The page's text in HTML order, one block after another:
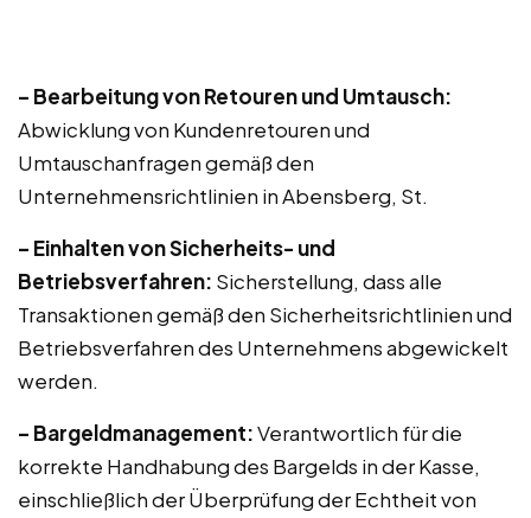
– Bearbeitung von Retouren und Umtausch:
Abwicklung von Kundenretouren und
Umtauschanfragen gemäß den
Unternehmensrichtlinien in Abensberg, St.
– Einhalten von Sicherheits- und
Betriebsverfahren: Sicherstellung, dass alle
Transaktionen gemäß den Sicherheitsrichtlinien und
Betriebsverfahren des Unternehmens abgewickelt
werden.
– Bargeldmanagement:Verantwortlich für die
korrekte Handhabung des Bargelds in der Kasse,
einschließlich der Überprüfung der Echtheit von